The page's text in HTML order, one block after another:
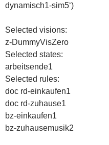
dynamisch1-sim5‘)
Selected visions:
z-DummyVisZero
Selected states:
arbeitsende1
Selected rules:
doc rd-einkaufen1
doc rd-zuhause1
bz-einkaufen1
bz-zuhausemusik2